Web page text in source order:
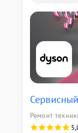
Ремонт